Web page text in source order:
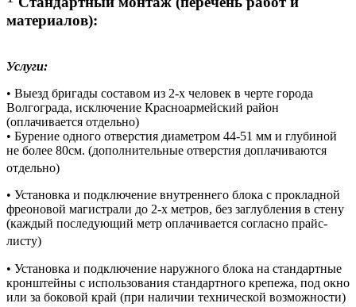
материалов):
Услуги:
• Выезд бригады составом из 2-х человек в черте города
Волгограда, исключение Красноармейский район
(оплачивается отдельно)
• Бурение одного отверстия диаметром 44-51 мм и глубиной
не более 80см. (дополнительные отверстия доплачиваются
отдельно)
• Установка и подключение внутреннего блока с прокладной
фреоновой магистрали до 2-х метров, без заглубления в стену
(каждый последующий метр оплачивается согласно прайс-
листу)
• Установка и подключение наружного блока на стандартные
кронштейны с использования стандартного крепежа, под окно
или за боковой край (при наличии технической возможности)